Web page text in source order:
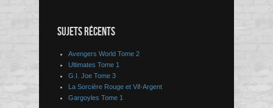
SUJETS RÉCENTS
Avengers World Tome 2
Ultimates Tome 1
G.I. Joe Tome 3
La Sorcière Rouge et Vif-Argent
Gargoyles Tome 1